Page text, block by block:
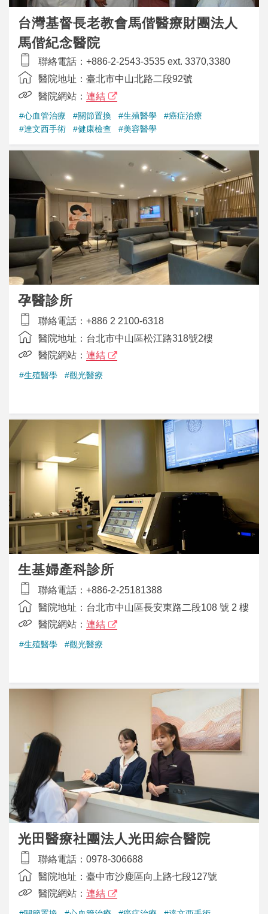
台灣基督長老教會馬偕醫療財團法人
馬偕紀念醫院
聯絡電話： +886-2-2543-3535 ext. 3370,3380
醫院地址： 臺北市中山北路二段92號
醫院網站： 連結
#心血管治療 #關節置換 #生殖醫學
#癌症治療
#達文西手術
#健康檢查 #美容醫學
孕醫診所
聯絡電話： +886 2 2100-6318
醫院地址： 台北市中山區松江路318號2樓
醫院網站： 連結
#生殖醫學 #觀光醫療
生基婦產科診所
聯絡電話： +886-2-25181388
醫院地址： 台北市中山區長安東路二段108 號 2 樓
醫院網站： 連結
#生殖醫學 #觀光醫療
光田醫療社團法人光田綜合醫院
聯絡電話： 0978-306688
醫院地址： 臺中市沙鹿區向上路七段127號
醫院網站： 連結